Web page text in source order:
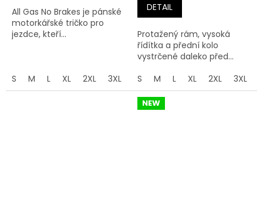
All Gas No Brakes je pánské
motorkářské tričko pro
jezdce, kteří...
S M L XL 2XL 3XL 4XL 5XL
DETAIL
Protažený rám, vysoká
řídítka a přední kolo
vystrčené daleko před...
S
M L XL 2XL 3XL
NEW